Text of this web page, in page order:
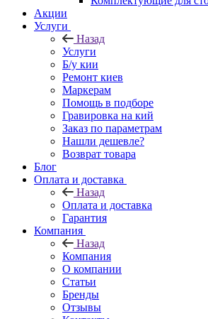
Акции
Услуги
Назад
Услуги
Б/у кии
Ремонт киев
Маркерам
Помощь в подборе
Гравировка на кий
Заказ по параметрам
Нашли дешевле?
Возврат товара
Блог
Оплата и доставка
Назад
Оплата и доставка
Гарантия
Компания
Назад
Компания
О компании
Статьи
Бренды
Отзывы